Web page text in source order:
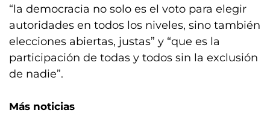
“la democracia no solo es el voto para elegir
autoridades en todos los niveles, sino también
elecciones abiertas, justas” y “que es la
participación de todas y todos sin la exclusión
de nadie”.
Más noticias